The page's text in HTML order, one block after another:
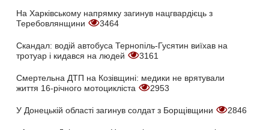
На Харківському напрямку загинув нацгвардієць з
Теребовлянщини
3464
Скандал: водій автобуса Тернопіль-Гусятин виїхав на
тротуар і кидався на людей
3161
Смертельна ДТП на Козівщині: медики не врятували
життя 16-річного мотоцикліста
2953
У Донецькій області загинув солдат з Борщівщини 2846